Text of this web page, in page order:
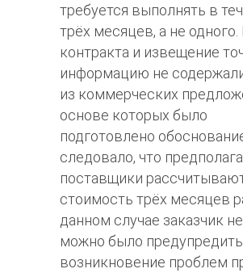
требуется выполнять в
трёх месяцев, а не
контракта и извещение
информацию не
из коммерческих
основе которых было
подготовлено
следовало, что
поставщики
стоимость трёх месяцев
данном случае заказчик
можно было предупредить
возникновение проблем